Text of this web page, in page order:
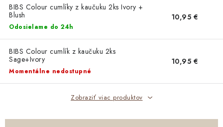
KNIHY
DARČEKOVÉ BOXY
O nás
Všeobecné obchodné podmienky
Podmienky ochrany osobných údajov a poučenie o cookies
Kontakty
BIBS Colour cumlíky z kaučuku 2ks Ivory +
Blush
Odosielame do 24h
10,95 €
BIBS Colour cumlík z kaučuku 2ks
Sage+Ivory
Momentálne nedostupné
10,95 €
Zobraziť viac produktov